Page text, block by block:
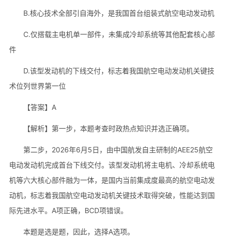
B.核心技术全部引自海外，是我国首台组装式航空电动发动机
C.仅搭载主电机单一部件，未集成冷却系统等其他配套核心部
件
D.该型发动机的下线交付，标志着我国航空电动发动机关键技
术位列世界第一位
【答案】A
【解析】第一步，本题考查时政热点知识并选正确项。
第二步，2026年6月5日，由中国航发自主研制的AEE25航空
电动发动机完成首台下线交付。该型发动机将主电机、冷却系统电
机等六大核心部件融为一体，是国内当前集成度最高的航空电动发
动机，标志着我国航空电动发动机关键技术取得突破，性能达到国
际先进水平。A项正确，BCD项错误。
本题是选是题，因此，选择A选项。